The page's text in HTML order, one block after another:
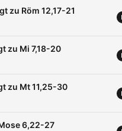
zu Röm 12,17-21
zu Mi 7,18-20
zu Mt 11,25-30
6,22-27